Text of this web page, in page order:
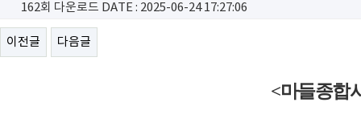
162회 다운로드 DATE : 2025-06-24 17:27:06
이전글 다음글
<마들종합